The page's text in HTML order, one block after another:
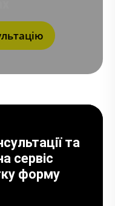
та
сервіс
форму